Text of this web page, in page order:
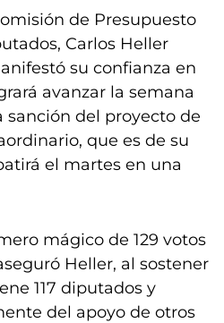
de Presupuesto
Carlos Heller
su confianza en
avanzar la semana
del proyecto de
que es de su
el martes en una
mágico de 129 votos
Heller, al sostener
117 diputados y
del apoyo de otros